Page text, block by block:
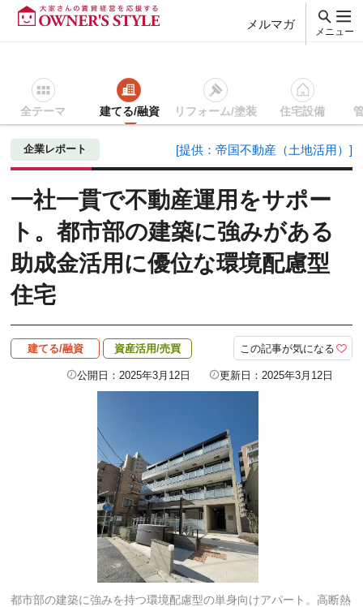
メルマガ
メニュー
全テーマ 建てる/融資 リフォーム/塗装 住宅設備
賃貸経営ＴＯＰ 建てる/融資 記事を読む 一社一貫で不動
企業レポート [提供：帝国不動産（土地活用）]
一社一貫で不動産運用をサポー
ト。都市部の建築に強みがある
助成金活用に優位な環境配慮型
住宅
建てる/融資 資産活用/売買 この記事が気になる
公開日：2025年3月12日 更新日：2025年3月12日
都市部の建築に強みを持つ環境配慮型の単身向けアパート。高断熱